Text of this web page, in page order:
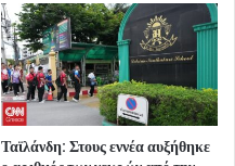
Ταϊλάνδη: Στους εννέα αυξήθηκε